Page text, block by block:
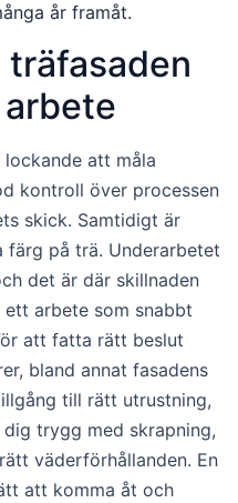
år framåt.
träfasaden
lockande att måla
kontroll över processen
skick. Samtidigt är
färg på trä. Underarbetet
det är där skillnaden
arbete som snabbt
att fatta rätt beslut
bland annat fasadens
till rätt utrustning,
trygg med skrapning,
väderförhållanden. En
att komma åt och